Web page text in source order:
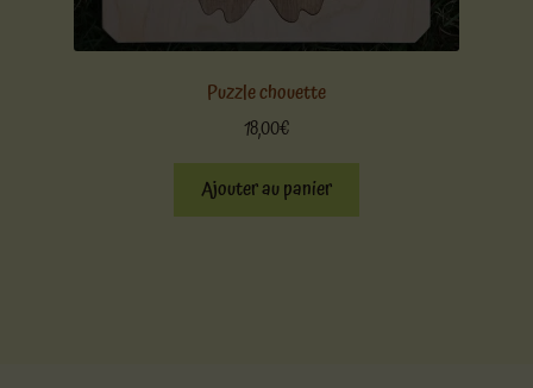
Puzzle chouette
18,00€
Ajouter au panier